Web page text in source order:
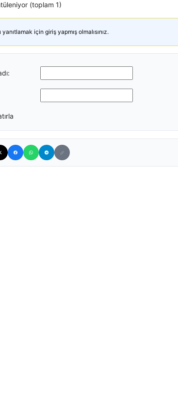
(toplam 1)
için giriş yapmış olmalısınız.